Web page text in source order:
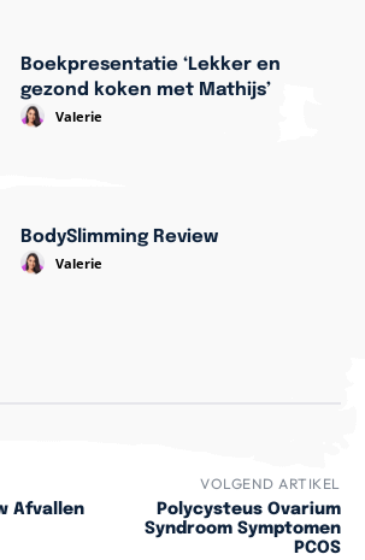
Boekpresentatie ‘Lekker en
gezond koken met Mathijs’
Valerie
BodySlimming Review
Valerie
Afvallen
VOLGEND ARTIKEL
Polycysteus Ovarium
Syndroom Symptomen
PCOS